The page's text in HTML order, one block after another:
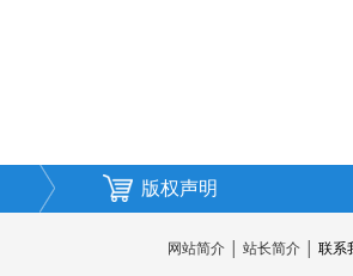
版权声明
网站简介│ 站长简介│ 联系